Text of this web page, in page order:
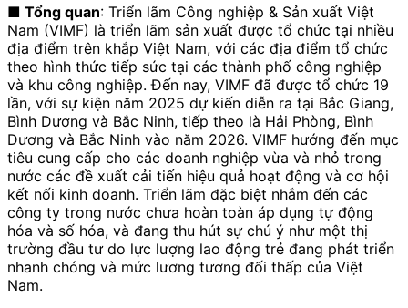
■ Tổng quan: Triển lãm Công nghiệp & Sản xuất Việt
Nam (VIMF) là triển lãm sản xuất được tổ chức tại nhiều
địa điểm trên khắp Việt Nam, với các địa điểm tổ chức
theo hình thức tiếp sức tại các thành phố công nghiệp
và khu công nghiệp. Đến nay, VIMF đã được tổ chức 19
lần, với sự kiện năm 2025 dự kiến diễn ra tại Bắc Giang,
Bình Dương và Bắc Ninh, tiếp theo là Hải Phòng, Bình
Dương và Bắc Ninh vào năm 2026. VIMF hướng đến mục
tiêu cung cấp cho các doanh nghiệp vừa và nhỏ trong
nước các đề xuất cải tiến hiệu quả hoạt động và cơ hội
kết nối kinh doanh. Triển lãm đặc biệt nhắm đến các
công ty trong nước chưa hoàn toàn áp dụng tự động
hóa và số hóa, và đang thu hút sự chú ý như một thị
trường đầu tư do lực lượng lao động trẻ đang phát triển
nhanh chóng và mức lương tương đối thấp của Việt
Nam.